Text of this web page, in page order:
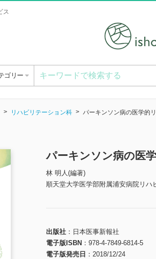
ス
ゴリー
リハビリテーション科 パーキンソン病の医学的
パーキンソン病の医
林 明人(編著)
順天堂大学医学部附属浦安病院リハ
出版社
日本医事新報社
電子版ISBN
978-4-7849-6814-5
電子版発売日
2018/12/24